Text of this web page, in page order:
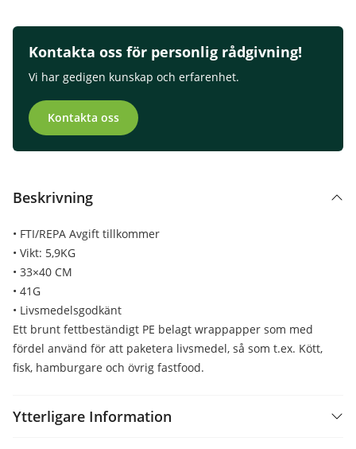
Kontakta oss för personlig rådgivning!
Vi har gedigen kunskap och erfarenhet.
Kontakta oss
Beskrivning
• FTI/REPA Avgift tillkommer
• Vikt: 5,9KG
• 33×40 CM
• 41G
• Livsmedelsgodkänt
Ett brunt fettbeständigt PE belagt wrappapper som med
fördel använd för att paketera livsmedel, så som t.ex. Kött,
fisk, hamburgare och övrig fastfood.
Ytterligare Information